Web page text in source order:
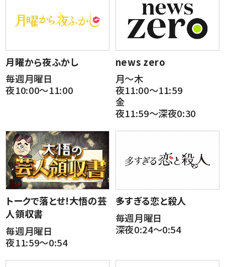
月曜から夜ふかし
毎週月曜日
夜10:00～11:00
news zero
月～木
夜11:00～11:59
金
夜11:59～深夜0:30
トークで落とせ!大悟の芸
人領収書
毎週月曜日
夜11:59～0:54
多すぎる恋と殺人
毎週月曜日
深夜0:24～0:54